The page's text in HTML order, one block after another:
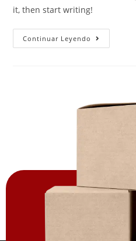
it, then start writing!
Continuar Leyendo